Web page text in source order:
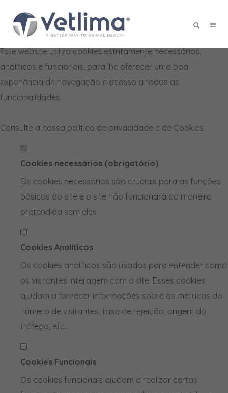
Defina as suas preferências de
cookies para este website.
Este website utiliza cookies estritamente necessários,
analíticos e funcionais, para lhe oferecer uma boa
experiência de navegação e acesso a todas as
funcionalidades.
Consulte a nossa política de privacidade e de Cookies.
Cookies necessários (obrigatório)
Os cookies necessários são cruciais para as funções
básicas do site e o site não funcionará da maneira
pretendida sem eles
Cookies Analíticos
Os cookies analíticos são usados para entender como
os visitantes interagem com o site. Esses cookies
ajudam a fornecer informações sobre as métricas do
número de visitantes, taxa de rejeição, origem do
tráfego, etc.
Cookies Funcionais
Os cookies funcionais ajudam a realizar certas